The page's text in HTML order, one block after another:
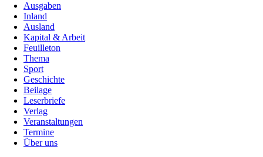
Ausgaben
Inland
Ausland
Kapital & Arbeit
Feuilleton
Thema
Sport
Geschichte
Beilage
Leserbriefe
Verlag
Veranstaltungen
Termine
Über uns